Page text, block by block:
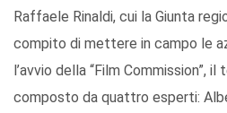
Raffaele Rinaldi, cui la Giunta
compito di mettere in campo le
l’avvio della “Film Commission”,
composto da quattro esperti: